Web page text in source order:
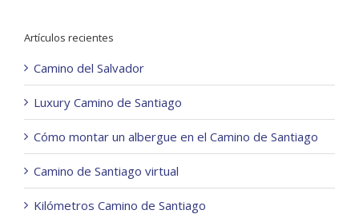
Artículos recientes
Camino del Salvador
Luxury Camino de Santiago
Cómo montar un albergue en el Camino de Santiago
Camino de Santiago virtual
Kilómetros Camino de Santiago